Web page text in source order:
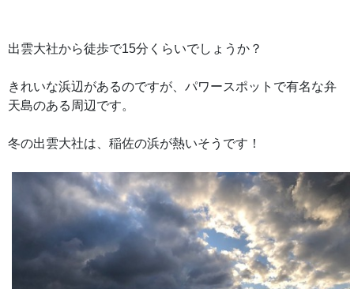
出雲大社から徒歩で15分くらいでしょうか？
きれいな浜辺があるのですが、パワースポットで有名な弁
天島のある周辺です。
冬の出雲大社は、稲佐の浜が熱いそうです！